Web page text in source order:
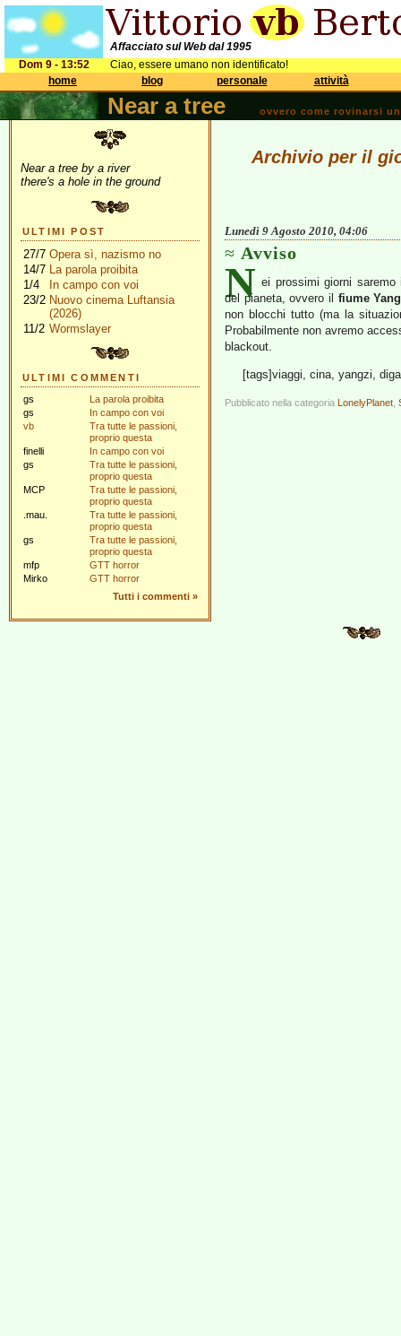
Affacciato sul Web dal 1995
Dom 9 - 13:52
Ciao, essere umano non identificato!
home
blog personale attività
Near a tree ovvero come rovinarsi
Near a tree by a river
there's a hole in the ground
ULTIMI POST
27/7 Opera sì, nazismo no
14/7 La parola proibita
1/4
In campo con voi
23/2 Nuovo cinema Luftansia
(2026)
11/2 Wormslayer
ULTIMI COMMENTI
gs
La parola proibita
gs
In campo con voi
vb
Tra tutte le passioni,
proprio questa
finelli
In campo con voi
gs
Tra tutte le passioni,
proprio questa
MCP
Tra tutte le passioni,
proprio questa
.mau.
Tra tutte le passioni,
proprio questa
gs
Tra tutte le passioni,
proprio questa
mfp
GTT horror
Mirko
GTT horror
Tutti i commenti »
Archivio per il
Lunedì 9 Agosto 2010, 04:06
Avviso
N ei prossimi giorni
del pianeta, ovvero il fiume
non blocchi tutto (ma la
Probabilmente non avremo
blackout.
[tags]viaggi, cina, yangzi,
Pubblicato nella categoria LonelyPlanet